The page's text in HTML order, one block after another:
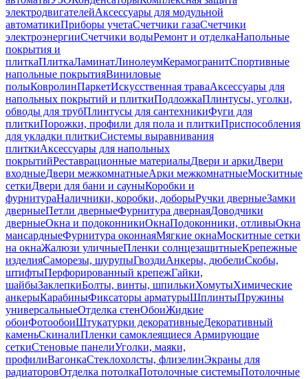
электродвигателейАксессуары для модульной
автоматикиПриборы учетаСчетчики газаСчетчики
электроэнергииСчетчики водыРемонт и отделкаНапольные
покрытия и
плиткаПлиткаЛаминатЛинолеумКерамогранитСпортивные
напольные покрытияВиниловые
полыКовролинПаркетИскусственная траваАксессуары для
напольных покрытий и плиткиПодложкаПлинтусы, уголки,
обводы для трубПлинтусы для сантехникиФуги для
плиткиПорожки, профили для пола и плиткиПриспособления
для укладки плиткиСистемы выравнивания
плиткиАксессуары для напольных
покрытийРеставрационные материалыДвери и аркиДвери
входныеДвери межкомнатныеАрки межкомнатныеМоскитные
сеткиДвери для бани и сауныКоробки и
фурнитураНаличники, коробки, доборыРучки дверныеЗамки
дверныеПетли дверныеФурнитура двернаяДоводчики
дверныеОкна и подоконникиОкнаПодоконники, отливыОкна
мансардныеФурнитура оконнаяМягкие окнаМоскитные сетки
на окнаЖалюзи уличныеПленки солнцезащитныеКрепежные
изделияСаморезы, шурупыГвоздиАнкеры, дюбелиСкобы,
штифтыПерфорированный крепежГайки,
шайбыЗаклепкиБолты, винты, шпилькиХомутыХимические
анкерыКарабиныФиксаторы арматурыШплинтыПружины
универсальныеОтделка стенОбоиЖидкие
обоиФотообоиШтукатурки декоративныеДекоративный
каменьСкиналиПленки самоклеящиеся Армирующие
сеткиСтеновые панелиУголки, маяки,
профилиВагонкаСтеклохолсты, флизелинЭкраны для
радиаторовОтделка потолкаПотолочные системыПотолочные